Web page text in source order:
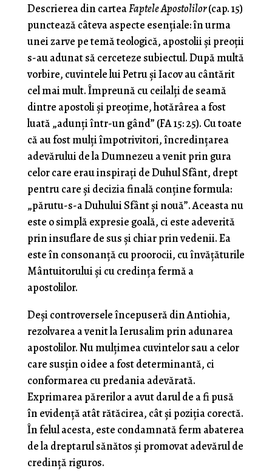
Descrierea din carteaFaptele Apostolilor(cap. 15)
punctează câteva aspecte esențiale: în urma
unei zarve pe temă teologică, apostolii și preoții
s-au adunat să cerceteze subiectul. După multă
vorbire, cuvintele lui Petru și Iacov au cântărit
cel mai mult. Împreună cu ceilalți de seamă
dintre apostoli și preoțime, hotărârea a fost
luată „adunți într-un gând” (FA 15: 25). Cu toate
că au fost mulți împotrivitori, încredințarea
adevărului de la Dumnezeu a venit prin gura
celor care erau inspirați de Duhul Sfânt, drept
pentru care și decizia finală conține formula:
„părutu-s-a Duhului Sfânt și nouă”. Aceasta nu
este o simplă expresie goală, ci este adeverită
prin insuflare de sus și chiar prin vedenii. Ea
este în consonanță cu proorocii, cu învățăturile
Mântuitorului și cu credința fermă a
apostolilor.
Deși controversele începuseră din Antiohia,
rezolvarea a venit la Ierusalim prin adunarea
apostolilor. Nu mulțimea cuvintelor sau a celor
care susțin o idee a fost determinantă, ci
conformarea cu predania adevărată.
Exprimarea părerilor a avut darul de a fi pusă
în evidență atât rătăcirea, cât și poziția corectă.
În felul acesta, este condamnată ferm abaterea
de la dreptarul sănătos și promovat adevărul de
credință riguros.